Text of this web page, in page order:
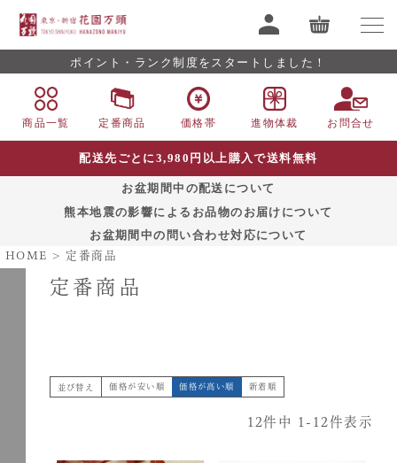
ポイント・ランク制度をスタートしました！
商品一覧 定番商品 価格帯 進物体裁 お問合せ
配送先ごとに3,980円以上購入で送料無料
お盆期間中の配送について
熊本地震の影響によるお品物のお届けについて
お盆期間中の問い合わせ対応について
HOME 定番商品
定番商品
並び替え 価格が安い順 価格が高い順 新着順
12件中 1 - 12件表示